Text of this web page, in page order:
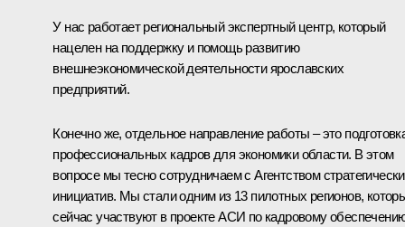
У нас работает региональный экспертный центр, который
нацелен на поддержку и помощь развитию
внешнеэкономической деятельности ярославских
предприятий.
Конечно же, отдельное направление работы – это
профессиональных кадров для экономики области. В этом
вопросе мы тесно сотрудничаем с Агентством
инициатив. Мы стали одним из 13 пилотных регионов,
сейчас участвуют в проекте АСИ по кадровому